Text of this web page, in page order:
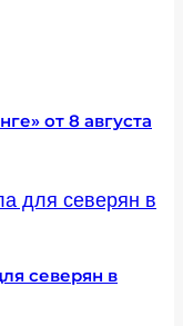
от 8 августа
северян в